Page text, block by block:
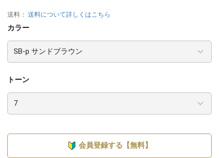
送料： 送料について詳しくはこちら
カラー
トーン
会員登録する【無料】